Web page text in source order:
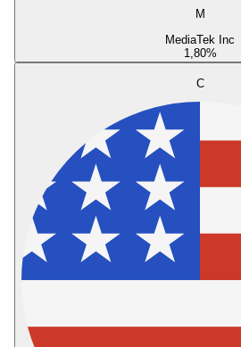
M
MediaTek Inc
1,80%
C